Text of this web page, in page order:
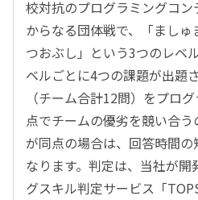
校対抗のプログラミングコ
からなる団体戦で、「まし
つおぶし」という3つのレベ
ベルごとに4つの課題が出題
（チーム合計12問）をプロ
点でチームの優劣を競い合
が同点の場合は、回答時間
なります。判定は、当社が
グスキル判定サービス「